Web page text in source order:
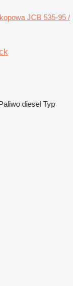
JCB 535-95 /
diesel Typ